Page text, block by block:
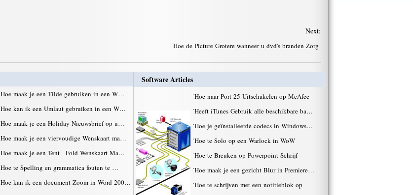
Next:
Hoe de Picture Grotere wanneer u dvd's branden Zorg
Hoe maak je een Tilde gebruiken in een W…
Hoe kan ik een Umlaut gebruiken in een W…
Hoe maak je een Holiday Nieuwsbrief op u…
Hoe maak je een viervoudige Wenskaart ma…
Hoe maak je een Tent - Fold Wenskaart Ma…
Hoe te Spelling en grammatica fouten te …
Hoe kan ik een document Zoom in Word 200…
Software Articles
·Hoe naar Port 25 Uitschakelen op McAfee
·Heeft iTunes Gebruik alle beschikbare ba…
·Hoe je geïnstalleerde codecs in Windows…
·Hoe te Solo op een Warlock in WoW
·Hoe te Breuken op Powerpoint Schrijf
·Hoe maak je een gezicht Blur in Premiere…
·Hoe te schrijven met een notitieblok op